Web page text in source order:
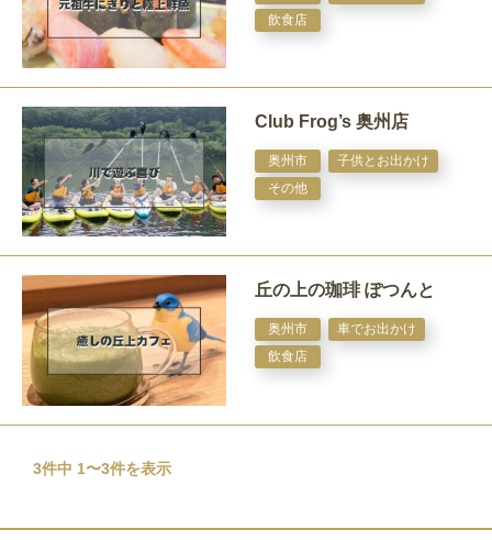
飲食店
Club Frog’s 奥州店
奥州市
子供とお出かけ
その他
丘の上の珈琲 ぽつんと
奥州市
車でお出かけ
飲食店
3件中 1〜3件を表示